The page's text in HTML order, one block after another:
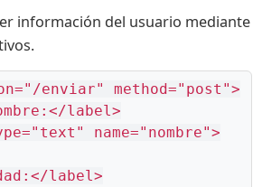
información del usuario mediante
enviar" method="post">